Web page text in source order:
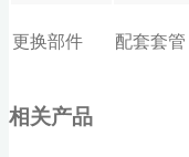
更换部件 配套套管
相关产品